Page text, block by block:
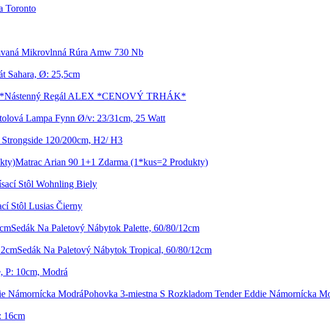
Toronto
Mikrovlnná Rúra Amw 730 Nb
Sahara, Ø: 25,5cm
Nástenný Regál ALEX *CENOVÝ TRHÁK*
Lampa Fynn Ø/v: 23/31cm, 25 Watt
120/200cm, H2/ H3
Matrac Arian 90 1+1 Zdarma (1*kus=2 Produkty)
Stôl Wohnling Biely
Stôl Lusias Čierny
Sedák Na Paletový Nábytok Palette, 60/80/12cm
Sedák Na Paletový Nábytok Tropical, 60/80/12cm
P: 10cm, Modrá
Pohovka 3-miestna S Rozkladom Tender Eddie Námornícka
16cm